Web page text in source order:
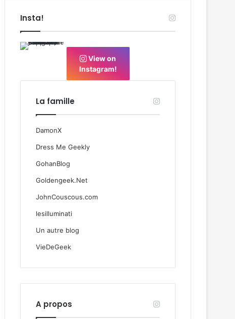
Insta!
View on
Instagram!
La famille
DamonX
Dress Me Geekly
GohanBlog
Goldengeek.Net
JohnCouscous.com
lesilluminati
Un autre blog
VieDeGeek
A propos